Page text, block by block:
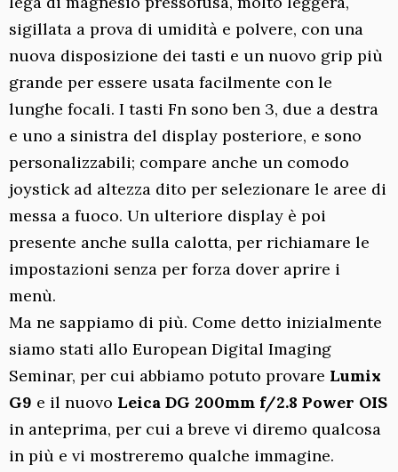
sigillata a prova di umidità e polvere, con una
nuova disposizione dei tasti e un nuovo grip più
grande per essere usata facilmente con le
lunghe focali. I tasti Fn sono ben 3, due a destra
e uno a sinistra del display posteriore, e sono
personalizzabili; compare anche un comodo
joystick ad altezza dito per selezionare le aree di
messa a fuoco. Un ulteriore display è poi
presente anche sulla calotta, per richiamare le
impostazioni senza per forza dover aprire i
menù.
Ma ne sappiamo di più. Come detto inizialmente
siamo stati allo European Digital Imaging
Seminar, per cui abbiamo potuto provare Lumix
G9 e il nuovo Leica DG 200mm f/2.8 Power OIS
in anteprima, per cui a breve vi diremo qualcosa
in più e vi mostreremo qualche immagine.